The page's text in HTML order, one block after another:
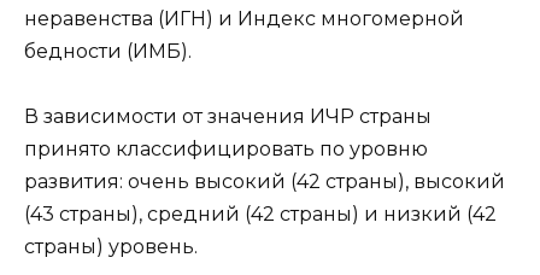
неравенства (ИГН) и Индекс многомерной
бедности (ИМБ).
В зависимости от значения ИЧР страны
принято классифицировать по уровню
развития: очень высокий (42 страны), высокий
(43 страны), средний (42 страны) и низкий (42
страны) уровень.